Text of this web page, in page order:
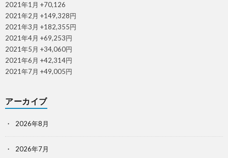
2021年1月 +70,126
2021年2月 +149,328円
2021年3月 +182,355円
2021年4月 +69,253円
2021年5月 +34,060円
2021年6月 +42,314円
2021年7月 +49,005円
アーカイブ
2026年8月
2026年7月